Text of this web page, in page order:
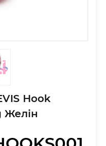
Hook
Желін